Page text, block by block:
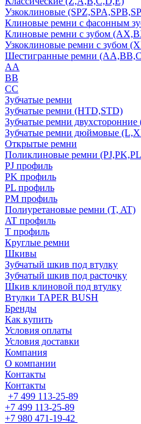
Узкоклиновые
Клиновые ремни с фасонным
Клиновые ремни с зубом
Узкоклиновые ремни с зубом
Шестигранные ремни
AA
BB
CC
Зубчатые ремни
Зубчатые ремни (HTD,STD)
Зубчатые ремни
Зубчатые ремни дюймовые
Открытые ремни
Поликлиновые ремни
PJ профиль
PK профиль
PL профиль
PM профиль
Полиуретановые ремни (T, AT)
AT профиль
T профиль
Круглые ремни
Шкивы
Зубчатый шкив под втулку
Зубчатый шкив под расточку
Шкив клиновой под втулку
Втулки TAPER BUSH
Бренды
Как купить
Условия оплаты
Условия доставки
Компания
О компании
Контакты
Контакты
+7 499 113-25-89
+7 499 113-25-89
+7 980 471-19-42